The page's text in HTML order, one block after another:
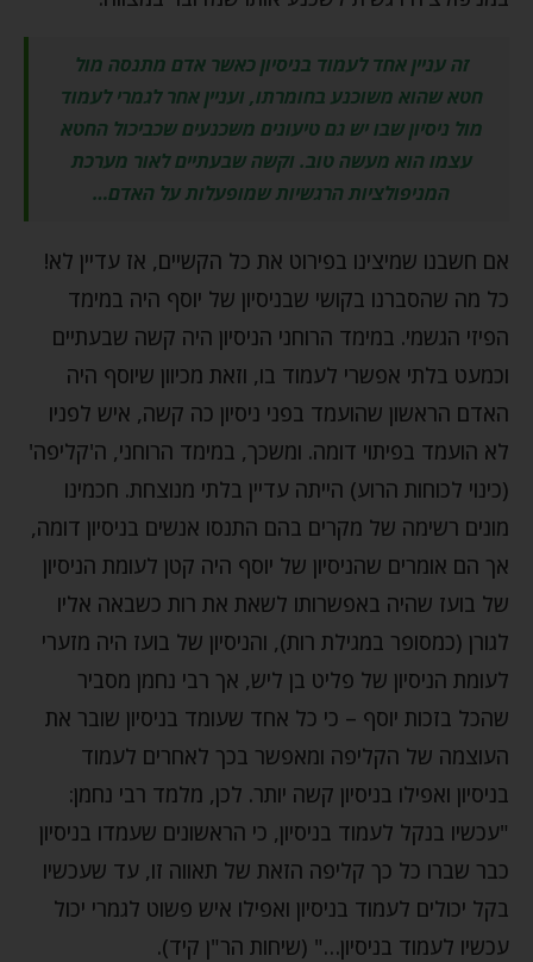
זה עניין אחד לעמוד בניסיון כאשר אדם מתנסה מול
חטא שהוא משוכנע בחומרתו, ועניין אחר לגמרי לעמוד
מול ניסיון שבו יש גם טיעונים משכנעים שכביכול החטא
עצמו הוא מעשה טוב. וקשה שבעתיים לאור מערכת
המניפולציות הרגשיות שמופעלות על האדם…
אם חשבנו שמיצינו בפירוט את כל הקשיים, אז עדיין לא!
כל מה שהסברנו בקושי שבניסיון של יוסף היה במימד
הפיזי הגשמי. במימד הרוחני הניסיון היה קשה שבעתיים
וכמעט בלתי אפשרי לעמוד בו, וזאת מכיוון שיוסף היה
האדם הראשון שהועמד בפני ניסיון כה קשה, איש לפניו
לא הועמד בפיתוי דומה. ומשכך, במימד הרוחני, ה'קליפה'
(כינוי לכוחות הרוע) הייתה עדיין בלתי מנוצחת. חכמינו
מונים רשימה של מקרים בהם התנסו אנשים בניסיון דומה,
אך הם אומרים שהניסיון של יוסף היה קטן לעומת הניסיון
של בועז שהיה באפשרותו לשאת את רות כשבאה אליו
לגורן (כמסופר במגילת רות), והניסיון של בועז היה מזערי
לעומת הניסיון של פליט בן ליש, אך רבי נחמן מסביר
שהכל בזכות יוסף – כי כל אחד שעומד בניסיון שובר את
העוצמה של הקליפה ומאפשר בכך לאחרים לעמוד
בניסיון ואפילו בניסיון קשה יותר. לכן, מלמד רבי נחמן:
"עכשיו בנקל לעמוד בניסיון, כי הראשונים שעמדו בניסיון
כבר שברו כל כך קליפה הזאת של תאווה זו, עד שעכשיו
בקל יכולים לעמוד בניסיון ואפילו איש פשוט לגמרי יכול
עכשיו לעמוד בניסיון…" (שיחות הר"ן קיד).